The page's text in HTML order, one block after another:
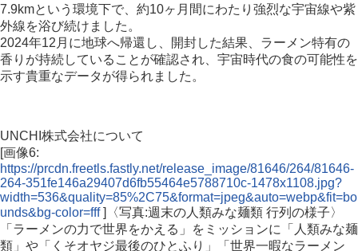
7.9kmという環境下で、約10ヶ月間にわたり強烈な宇宙線や紫
外線を浴び続けました。
2024年12月に地球へ帰還し、開封した結果、ラーメン特有の
香りが持続していることが確認され、宇宙時代の食の可能性を
示す貴重なデータが得られました。
UNCHI株式会社について
[画像6:
https://prcdn.freetls.fastly.net/release_image/81646/264/81646-
264-351fe146a29407d6fb55464e5788710c-1478x1108.jpg?
width=536&quality=85%2C75&format=jpeg&auto=webp&fit=bo
unds&bg-color=fff]〈写真:週末の人類みな麺類 行列の様子〉
「ラーメンの力で世界をかえる」をミッションに「人類みな麺
類」や「くそオヤジ最後のひとふり」「世界一暇なラーメン